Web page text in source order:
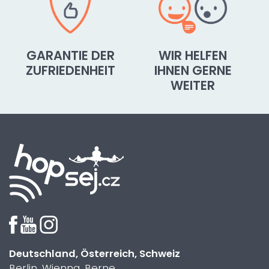
GARANTIE DER
ZUFRIEDENHEIT
WIR HELFEN
IHNEN GERNE
WEITER
Deutschland, Österreich, Schweiz